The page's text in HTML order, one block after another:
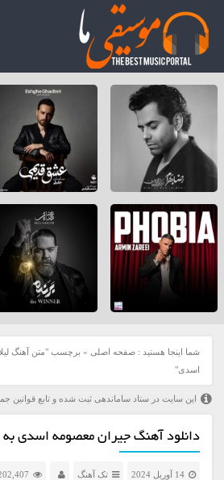
شما اینجا هستید : صفحه اصلی » برچسب "متن آهنگ
اسدی"
این سایت در ستاد ساماندهی ثبت شده و تابع قوانین
دانلود آهنگ جیران معصومه اسدی به
14 آوریل 2024 تک آهنگ views